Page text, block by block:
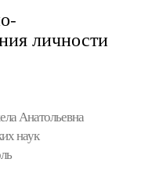
личности
Анатольевна
наук